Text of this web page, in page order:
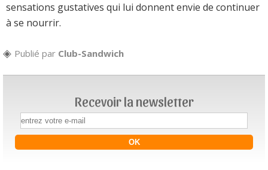
sensations gustatives qui lui donnent envie de continuer
à se nourrir.
Publié par Club-Sandwich
Recevoir la newsletter